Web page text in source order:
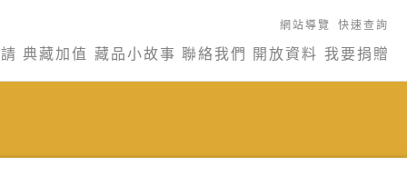
網站導覽 快速查詢
典藏加值 藏品小故事 聯絡我們 開放資料 我要捐贈